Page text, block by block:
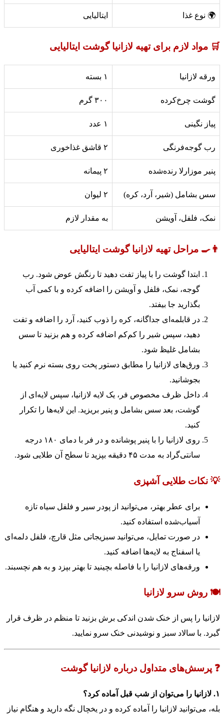
🌍 نوع غذا ایتالیایی
🛒 مواد لازم برای تهیه لازانیا گوشت ایتالیایی
ورقه لازانیا ۱ بسته
گوشت چرخ‌کرده ۳۰۰ گرم
پیاز نگینی ۱ عدد
رب گوجه‌فرنگی ۲ قاشق غذاخوری
پنیر موزارلا رنده‌شده ۲ پیمانه
سس بشامل (شیر، آرد، کره) ۲ لیوان
نمک، فلفل، آویشن به مقدار لازم
👨‍🍳 مراحل تهیه لازانیا گوشت ایتالیایی
ابتدا گوشت را با پیاز تفت دهید تا رنگش عوض شود. رب
گوجه، نمک، فلفل و آویشن را اضافه کرده و با کمی آب
بگذارید جا بیفتد.
در قابلمه‌ای جداگانه، کره را ذوب کنید، آرد را اضافه و تفت
دهید، سپس شیر را کم‌کم اضافه کرده و هم بزنید تا سس
بشامل غلیظ شود.
ورق‌های لازانیا را مطابق دستور پخت روی بسته نرم کنید یا
بجوشانید.
داخل ظرف مخصوص فر، یک لایه لازانیا، سپس لایه‌ای از
گوشت، بعد سس بشامل و پنیر بریزید. این لایه‌ها را تکرار
کنید.
روی لازانیا را با پنیر پوشانده و در فر با دمای ۱۸۰ درجه
سانتی‌گراد به مدت ۴۵ دقیقه بپزید تا سطح آن طلایی شود.
💡 نکات طلایی آشپزی
برای عطر بهتر، می‌توانید از پودر سیر و فلفل سیاه تازه
آسیاب‌شده استفاده کنید.
در صورت تمایل، می‌توانید سبزیجاتی مثل قارچ، فلفل دلمه‌ای
یا اسفناج به لایه‌ها اضافه کنید.
ورقه‌های لازانیا را با فاصله بچینید تا بهتر بپزد و به هم نچسبند.
🍽️ روش سرو لازانیا
لازانیا را پس از خنک شدن اندکی برش بزنید تا منظم در ظرف قرار
گیرد. با سالاد سبز و نوشیدنی خنک سرو نمایید.
❓ پرسش‌های متداول درباره لازانیا گوشت
۱. لازانیا را می‌توان از شب قبل آماده کرد؟
بله، می‌توانید لازانیا را آماده کرده و در یخچال نگه‌ دارید و هنگام نیاز